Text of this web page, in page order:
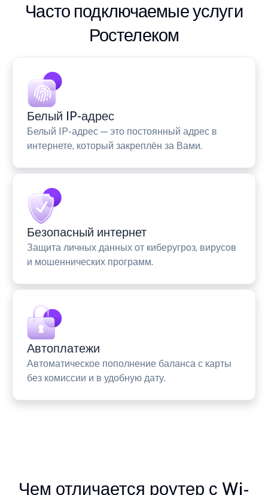
Часто подключаемые услуги
Ростелеком
Белый IP-адрес
Белый IP-адрес — это постоянный адрес в
интернете, который закреплён за Вами.
Безопасный интернет
Защита личных данных от киберугроз, вирусов
и мошеннических программ.
Автоплатежи
Автоматическое пополнение баланса с карты
без комиссии и в удобную дату.
Чем отличается роутер с Wi-